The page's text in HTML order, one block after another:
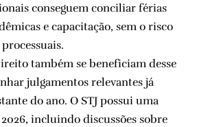
conseguem conciliar férias
e capacitação, sem o risco
também se beneficiam desse
julgamentos relevantes já
do ano. O STJ possui uma
incluindo discussões sobre